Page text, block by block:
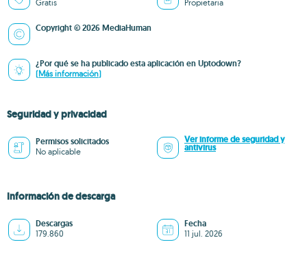
Gratis Propietaria
Copyright © 2026 MediaHuman
¿Por qué se ha publicado esta aplicación en Uptodown?
(Más información)
Seguridad y privacidad
Permisos solicitados
No aplicable
Ver informe de seguridad y
antivirus
Información de descarga
Descargas
179.860
Fecha
11 jul. 2026